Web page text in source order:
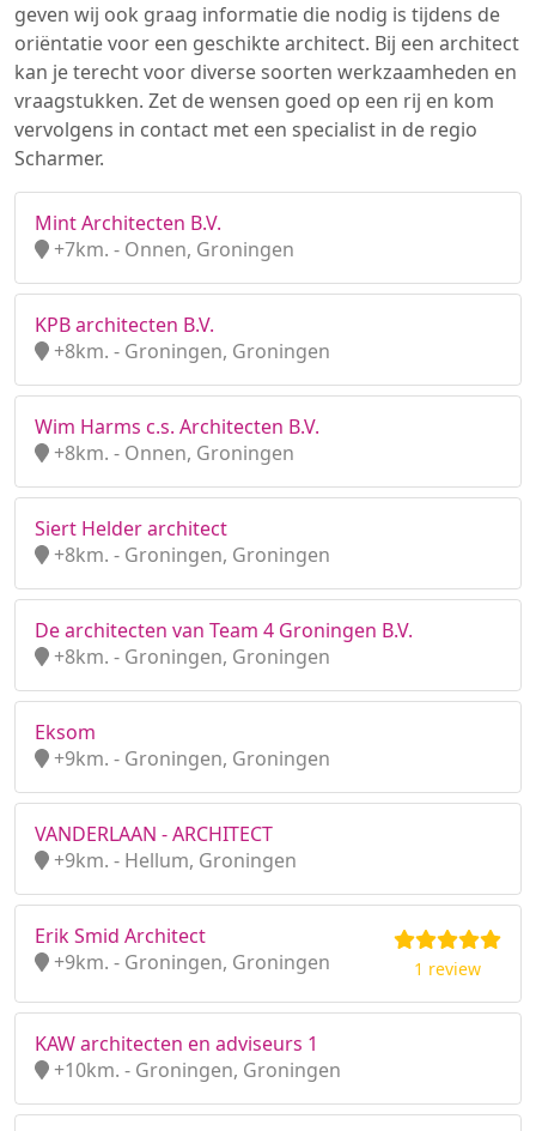
geven wij ook graag informatie die nodig is tijdens de
oriëntatie voor een geschikte architect. Bij een architect
kan je terecht voor diverse soorten werkzaamheden en
vraagstukken. Zet de wensen goed op een rij en kom
vervolgens in contact met een specialist in de regio
Scharmer.
Mint Architecten B.V.
+7km. - Onnen, Groningen
KPB architecten B.V.
+8km. - Groningen, Groningen
Wim Harms c.s. Architecten B.V.
+8km. - Onnen, Groningen
Siert Helder architect
+8km. - Groningen, Groningen
De architecten van Team 4 Groningen B.V.
+8km. - Groningen, Groningen
Eksom
+9km. - Groningen, Groningen
VANDERLAAN - ARCHITECT
+9km. - Hellum, Groningen
Erik Smid Architect
+9km. - Groningen, Groningen
1 review
KAW architecten en adviseurs 1
+10km. - Groningen, Groningen